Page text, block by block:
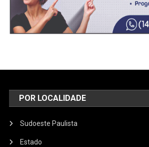
POR LOCALIDADE
Sudoeste Paulista
Estado